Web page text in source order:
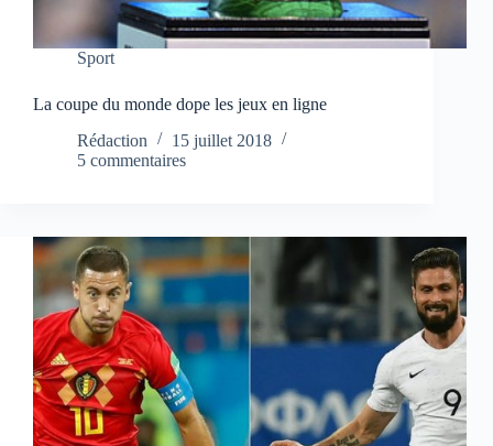
Sport
La coupe du monde dope les jeux en ligne
Rédaction
15 juillet 2018
5 commentaires